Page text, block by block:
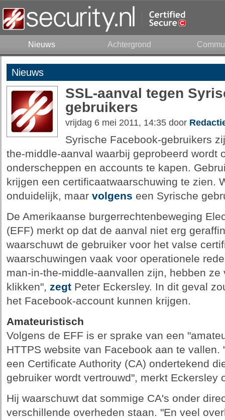
Nieuws Achtergrond
Nieuws
SSL-aanval tegen
gebruikers
vrijdag 6 mei 2011, 14:35 door
Syrische Facebook-gebruikers
the-middle-aanval waarbij geprobeerd wordt
onderscheppen en accounts te kapen.
krijgen een certificaatwaarschuwing te zien.
onduidelijk, maar volgens een Syrische
De Amerikaanse burgerrechtenbeweging
(EFF) merkt op dat de aanval niet erg
waarschuwt de gebruiker voor het valse
waarschuwingen vaak voor operationele
man-in-the-middle-aanvallen zijn, hebben
klikken", zegtPeter Eckersley. In dit geval
het Facebook-account kunnen krijgen.
Amateuristisch
Volgens de EFF is er sprake van een
HTTPS website van Facebook aan te
een Certificate Authority (CA) ondertekend
gebruiker wordt vertrouwd", merkt Eckersley
Hij waarschuwt dat sommige CA's onder
verschillende overheden staan. "En veel